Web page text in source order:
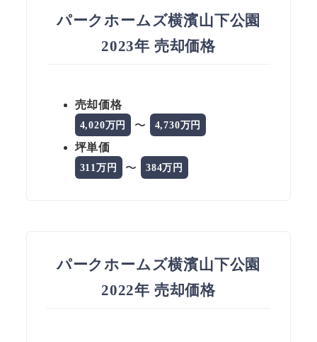
パークホームズ横濱山下公園
2023年 売却価格
売却価格
4,020万円 〜 4,730万円
坪単価
311万円 〜 384万円
パークホームズ横濱山下公園
2022年 売却価格